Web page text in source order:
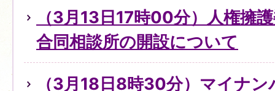
（3月13日17時00分）人権擁
合同相談所の開設について
（3月18日8時30分）マイナ